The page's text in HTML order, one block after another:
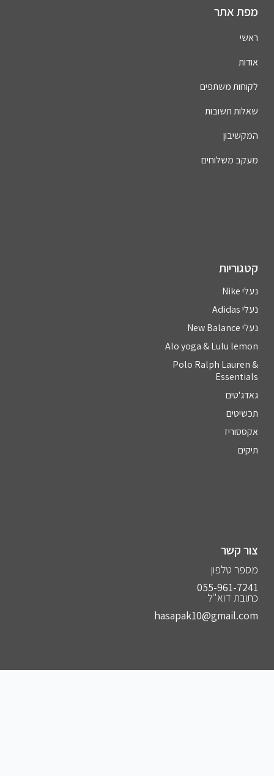
מפת אתר
ראשי
אודות
לקוחות משתפים
שאלות תשובות
המקשיבון
מעקב משלוחים
קטגוריות
נעלי Nike
נעלי Adidas
נעלי New Balance
Alo yoga & Lulu lemon
Polo Ralph Lauren &
Essentials
גאדג'טים
תכשיטים
אקססוריז
תיקים
צור קשר
מספר טלפון
055-961-7241⁩
כתובת דוא''ל
hasapak10@gmail.com